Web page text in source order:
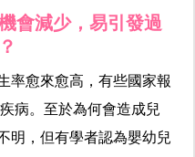
會減少，易引發過
率愈來愈高，有些國家報
病。至於為何會造成兒
明，但有學者認為嬰幼兒